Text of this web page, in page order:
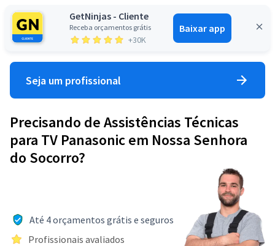
GetNinjas - Cliente
Receba orçamentos grátis
+30K
Baixar app
Entrar
Seja um profissional
Precisando de Assistências Técnicas
para TV Panasonic em Nossa Senhora
do Socorro?
Até 4 orçamentos grátis e seguros
Profissionais avaliados